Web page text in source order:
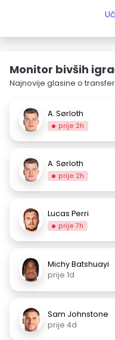
Monitor bivših
Najnovije glasine o
A. Sørloth
prije 2h
A. Sørloth
prije 2h
Lucas Perri
prije 7h
Michy Batshuayi
prije 1d
Sam Johnstone
prije 4d